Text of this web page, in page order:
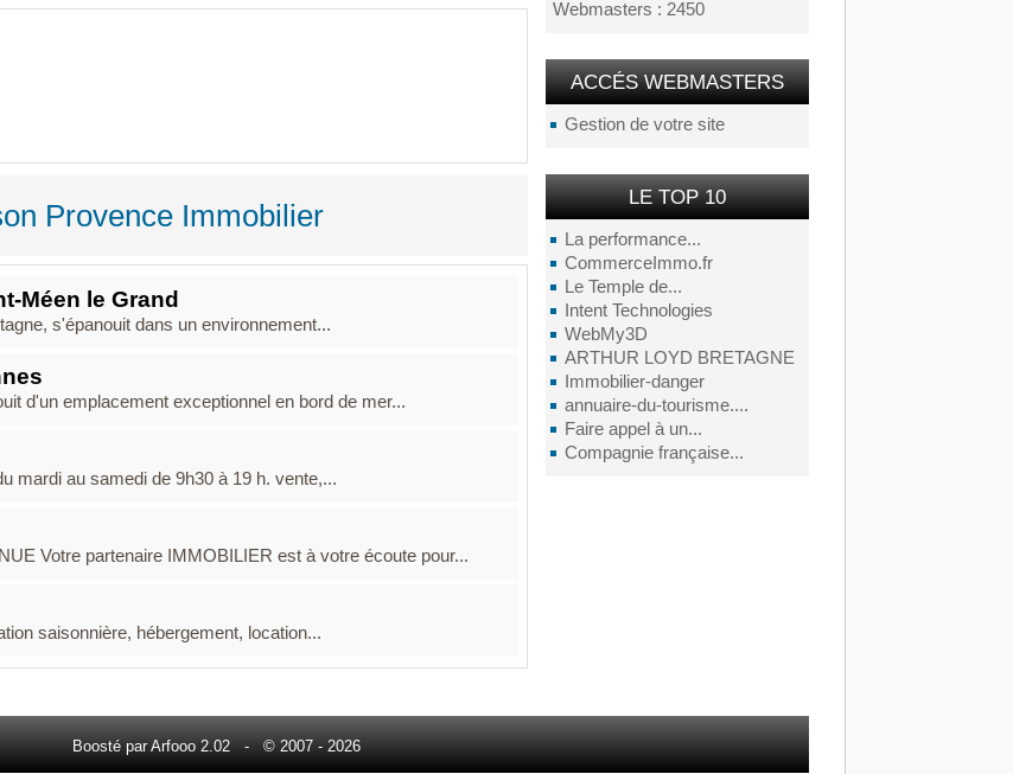
Webmasters : 2450
ACCÉS WEBMASTERS
Gestion de votre site
LE TOP 10
La performance...
CommerceImmo.fr
Le Temple de...
Intent Technologies
WebMy3D
ARTHUR LOYD BRETAGNE
Immobilier-danger
annuaire-du-tourisme....
Faire appel à un...
Compagnie française...
Provence Immobilier
Méen le Grand
s'épanouit dans un environnement...
d'un emplacement exceptionnel en bord de mer...
mardi au samedi de 9h30 à 19 h. vente,...
Votre partenaire IMMOBILIER est à votre écoute pour...
saisonnière, hébergement, location...
Boosté par Arfooo 2.02 - © 2007 - 2026